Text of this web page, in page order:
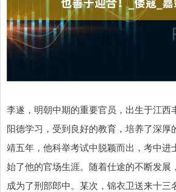
李遂，明朝中期的重要官员，出生于江西
阳德学习，受到良好的教育，培养了深厚
靖五年，他科举考试中脱颖而出，考中进
始了他的官场生涯。随着仕途的不断发展
成为了刑部郎中。某次，锦衣卫送来十三